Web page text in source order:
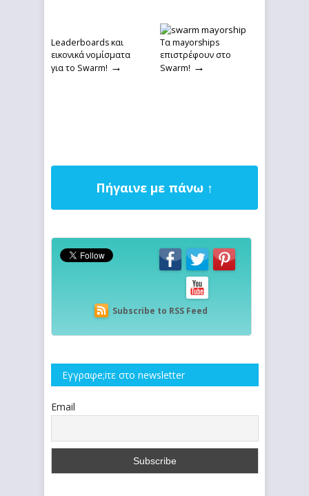
Leaderboards και
εικονικά νομίσματα
για το Swarm! →
Τα mayorships
επιστρέφουν στο
Swarm! →
Πήγαινε με πάνω ↑
Subscribe to RSS Feed
Εγγραφe;iτε στο newsletter
Email